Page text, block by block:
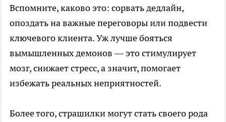
Вспомните, каково это: сорвать дедлайн,
опоздать на важные переговоры или подвести
ключевого клиента. Уж лучше бояться
вымышленных демонов — это стимулирует
мозг, снижает стресс, а значит, помогает
избежать реальных неприятностей.
Более того, страшилки могут стать своего рода